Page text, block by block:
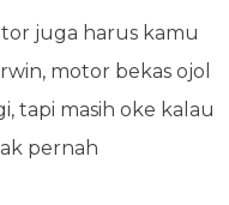
juga harus kamu
motor bekas ojol
tapi masih oke kalau
pernah